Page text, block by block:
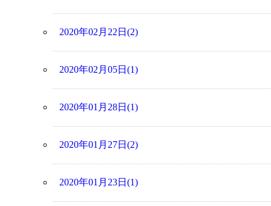
2020年02月22日(2)
2020年02月05日(1)
2020年01月28日(1)
2020年01月27日(2)
2020年01月23日(1)